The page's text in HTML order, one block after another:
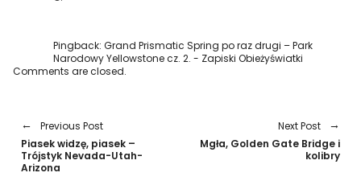
Pingback:Grand Prismatic Spring po raz drugi – Park
Narodowy Yellowstone cz. 2. - Zapiski Obieżyświatki
Comments are closed.
Previous Post
Piasek widzę, piasek –
Trójstyk Nevada-Utah-
Arizona
Next Post
Mgła, Golden Gate Bridge i
kolibry